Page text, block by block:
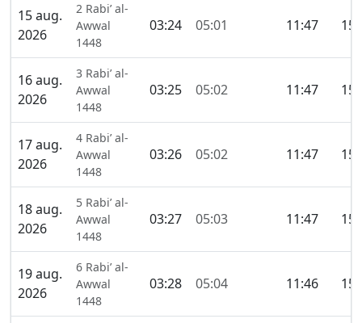
15 aug.
2026
2 Rabi’ al-
Awwal
1448
03:24 05:01 11:47
16 aug.
2026
3 Rabi’ al-
Awwal
1448
03:25 05:02 11:47
17 aug.
2026
4 Rabi’ al-
Awwal
1448
03:26 05:02 11:47
18 aug.
2026
5 Rabi’ al-
Awwal
1448
03:27 05:03 11:47
19 aug.
2026
6 Rabi’ al-
Awwal
1448
03:28 05:04 11:46